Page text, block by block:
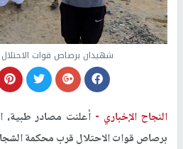
شهيدان برصاص قوات
النجاح الإخباري - أعلنت مصادر طبية،
برصاص قوات الاحتلال قرب محكمة